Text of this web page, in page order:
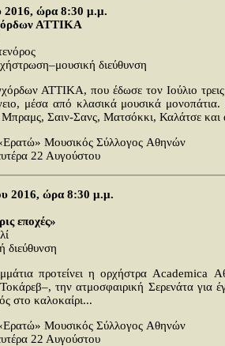
2016, ώρα 8:30 μ.μ.
ΑΤΤΙΚΑ
διεύθυνση
ΑΤΤΙΚΑ, που έδωσε τον Ιούλιο τρεις
μέσα από κλασικά μουσικά μονοπάτια.
Σαιν-Σανς, Ματσόκκι, Καλάτσε και
Μουσικός Σύλλογος Aθηνών
22 Αυγούστου
2016, ώρα 8:30 μ.μ.
εποχές»
διεύθυνση
προτείνει η ορχήστρα Academica
την ατμοσφαιρική Σερενάτα για
στο καλοκαίρι...
Μουσικός Σύλλογος Aθηνών
22 Αυγούστου